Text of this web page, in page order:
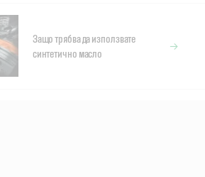
Защо трябва да използвате
синтетично масло